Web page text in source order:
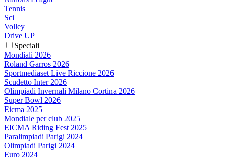
Tennis
Sci
Volley
Drive UP
Speciali
Mondiali 2026
Roland Garros 2026
Sportmediaset Live Riccione 2026
Scudetto Inter 2026
Olimpiadi Invernali Milano Cortina 2026
Super Bowl 2026
Eicma 2025
Mondiale per club 2025
EICMA Riding Fest 2025
Paralimpiadi Parigi 2024
Olimpiadi Parigi 2024
Euro 2024